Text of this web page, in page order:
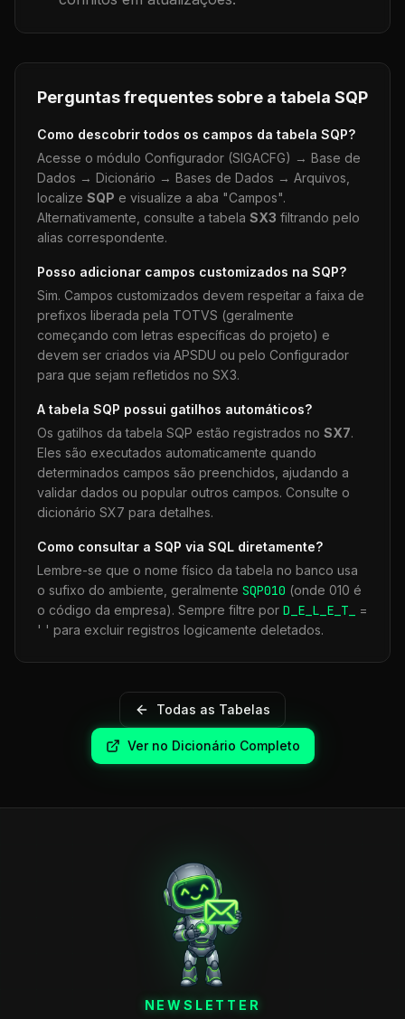
Perguntas frequentes sobre a tabela SQP
Como descobrir todos os campos da tabela SQP?
Acesse o módulo Configurador (SIGACFG) → Base de
Dados → Dicionário → Bases de Dados → Arquivos,
localize SQP e visualize a aba "Campos".
Alternativamente, consulte a tabela SX3 filtrando pelo
alias correspondente.
Posso adicionar campos customizados na SQP?
Sim. Campos customizados devem respeitar a faixa de
prefixos liberada pela TOTVS (geralmente
começando com letras específicas do projeto) e
devem ser criados via APSDU ou pelo Configurador
para que sejam refletidos no SX3.
A tabela SQP possui gatilhos automáticos?
Os gatilhos da tabela SQP estão registrados no SX7.
Eles são executados automaticamente quando
determinados campos são preenchidos, ajudando a
validar dados ou popular outros campos. Consulte o
dicionário SX7 para detalhes.
Como consultar a SQP via SQL diretamente?
Lembre-se que o nome físico da tabela no banco usa
o sufixo do ambiente, geralmente SQP010 (onde 010 é
o código da empresa). Sempre filtre por D_E_L_E_T_
=
' ' para excluir registros logicamente deletados.
Todas as Tabelas
Ver no Dicionário Completo
NEWSLETTER